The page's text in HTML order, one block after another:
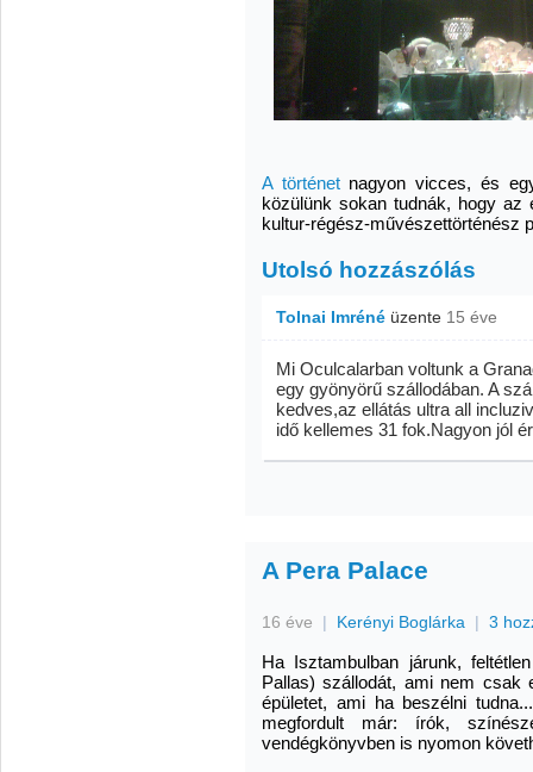
A történetnagyon vicces, és
közülünk sokan tudnák, hogy az
kultur-régész-művészettörténész
Utolsó hozzászólás
Tolnai Imréné üzente 15 éve
Mi Oculcalarban voltunk a
egy gyönyörű szállodában. A
kedves,az ellátás ultra all
idő kellemes 31 fok.Nagyon jól
A Pera Palace
16 éve | Kerényi Boglárka | 3
Ha Isztambulban járunk,
Pallas) szállodát, ami nem csak
épületet, ami ha beszélni
megfordult már: írók,
vendégkönyvben is nyomon